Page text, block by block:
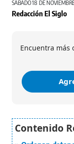
SÁBADO 18 DE
Redacción El Siglo
Encuentra más